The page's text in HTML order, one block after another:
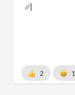
]
2 1